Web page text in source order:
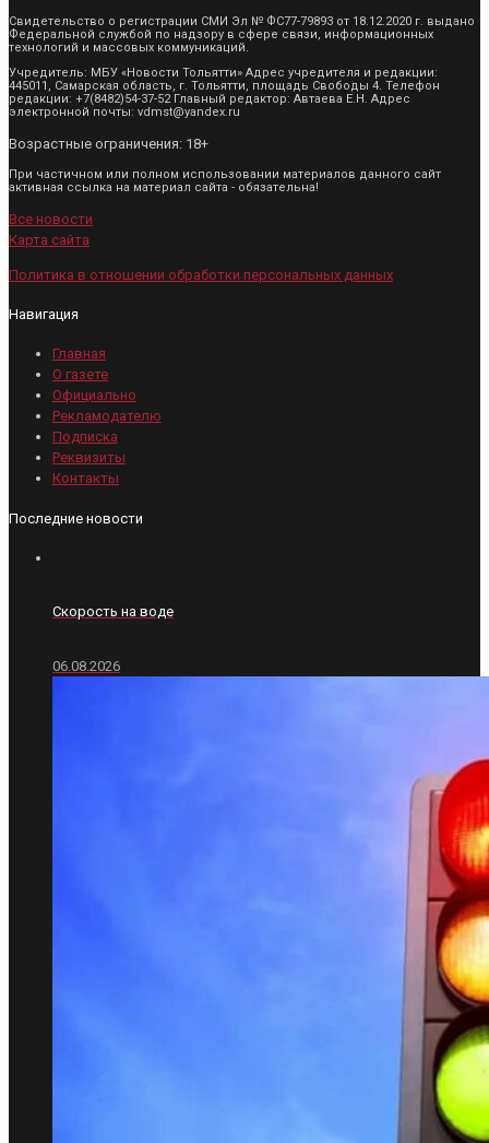
Свидетельство о регистрации СМИ Эл № ФС77-79893 от 18.12.2020 г. выдано
Федеральной службой по надзору в сфере связи, информационных
технологий и массовых коммуникаций.
Учредитель: МБУ «Новости Тольятти» Адрес учредителя и редакции:
445011, Самарская область, г. Тольятти, площадь Свободы 4. Телефон
редакции: +7(8482)54-37-52 Главный редактор: Автаева Е.Н. Адрес
электронной почты: vdmst@yandex.ru
Возрастные ограничения: 18+
При частичном или полном использовании материалов данного сайт
активная ссылка на материал сайта - обязательна!
Все новости
Карта сайта
Политика в отношении обработки персональных данных
Навигация
Главная
О газете
Официально
Рекламодателю
Подписка
Реквизиты
Контакты
Последние новости
Скорость на воде
06.08.2026